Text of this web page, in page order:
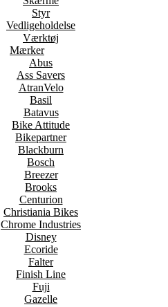
Styr
Vedligeholdelse
Værktøj
Mærker
Abus
Ass Savers
AtranVelo
Basil
Batavus
Bike Attitude
Bikepartner
Blackburn
Bosch
Breezer
Brooks
Centurion
Christiania Bikes
Chrome Industries
Disney
Ecoride
Falter
Finish Line
Fuji
Gazelle